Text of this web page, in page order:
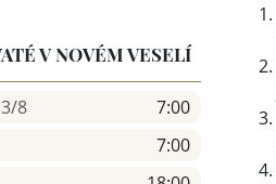
V NOVÉM VESELÍ
8
7:00
7:00